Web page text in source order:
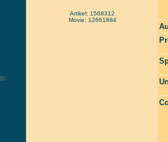
Artikel: 1568312
Movie: 12661884